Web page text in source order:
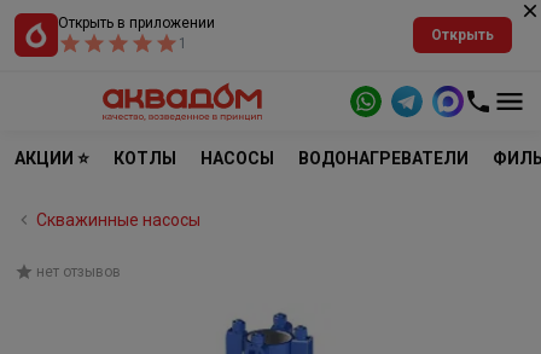
Открыть в приложении
1
Открыть
АКЦИИ ⭐ КОТЛЫ НАСОСЫ ВОДОНАГРЕВАТЕЛИ
Скважинные насосы
нет отзывов